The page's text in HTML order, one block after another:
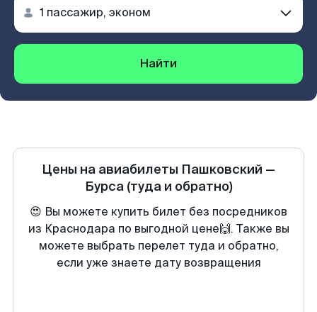
Найти
Цены на авиабилеты Пашковский —
Бурса (туда и обратно)
😍 Вы можете купить билет без посредников
из Краснодара по выгодной цене🙌. Также вы
можете выбрать перелет туда и обратно,
если уже знаете дату возвращения